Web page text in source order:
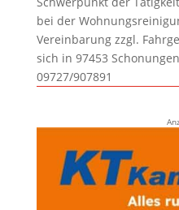
bei der
Vereinbarung zzgl.
sich in 97453
09727/907891